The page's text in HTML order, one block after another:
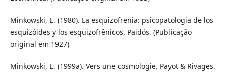
Minkowski, E. (1980). La esquizofrenia: psicopatologia de los
esquizóides y los esquizofrênicos. Paidós. (Publicação
original em 1927)
Minkowski, E. (1999a). Vers une cosmologie. Payot & Rivages.